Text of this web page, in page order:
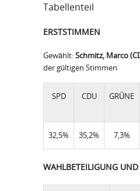
Tabellenteil
ERSTSTIMMEN
Gewählt:Schmitz, Marco
der gültigen Stimmen
SPD CDU GRÜNE
32,5% 35,2% 7,3%
WAHLBETEILIGUNG